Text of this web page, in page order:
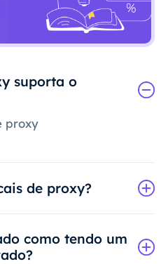
suporta o
proxy
de proxy?
como tendo um